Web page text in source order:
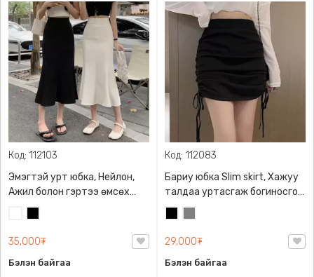
Код: 112103
Эмэгтэй урт юбка, Нейлон,
Ажил болон гэртээ өмсөх
боломжтой, Цахилгаантай
35,000₮
Бэлэн байгаа
Код: 112083
Бариу юбка Slim skirt, Хажуу
талдаа уртасгаж богиносгох
таталтын уяатай
29,000₮
Бэлэн байгаа